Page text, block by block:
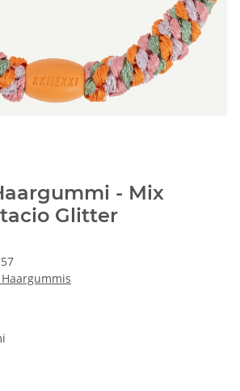
- Mix
Glitter
Haargummis